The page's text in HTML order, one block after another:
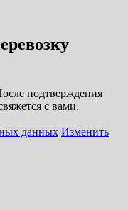
подтверждения
с вами.
данных Изменить